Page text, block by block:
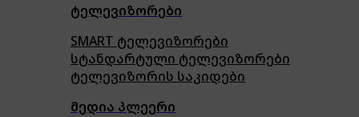
ტელევიზორები
SMART ტელევიზორები
სტანდარტული ტელევიზორები
ტელევიზორის საკიდები
მედია პლეერი